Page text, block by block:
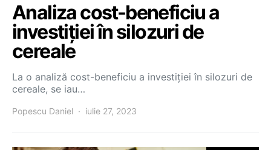
Analiza cost-beneficiu a
investiției în silozuri de
cereale
La o analiză cost-beneficiu a investiției în silozuri de
cereale, se iau…
Popescu Daniel iulie 27, 2023